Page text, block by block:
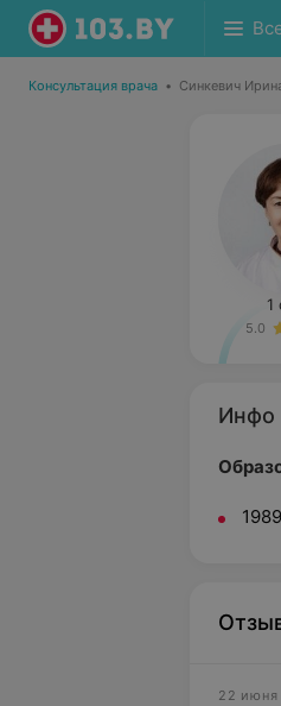
Консультация врача • Синкевич
1
5.0
Инфо
22 июня